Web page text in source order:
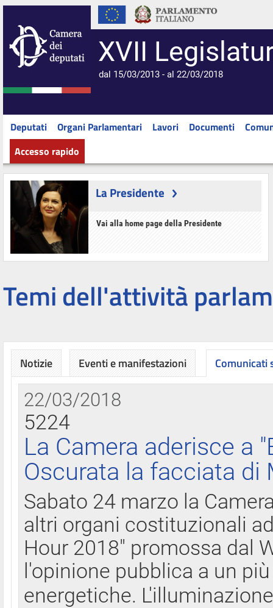
XVII
dal 15/03/2013 - al 22/03/2018
Deputati Organi Parlamentari Lavori Documenti
Accesso rapido
La Presidente
Vai alla home page della Presidente
Temi dell'attività
Notizie Eventi e manifestazioni Comunicati
22/03/2018
5224
La Camera aderisce a
Oscurata la facciata di
Sabato 24 marzo la
altri organi costituzionali
Hour 2018" promossa dal
l'opinione pubblica a un
energetiche.